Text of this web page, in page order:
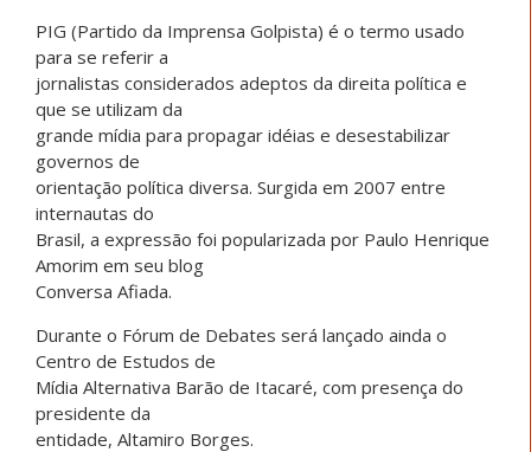
PIG (Partido da Imprensa Golpista) é o termo usado
para se referir a
jornalistas considerados adeptos da direita política e
que se utilizam da
grande mídia para propagar idéias e desestabilizar
governos de
orientação política diversa. Surgida em 2007 entre
internautas do
Brasil, a expressão foi popularizada por Paulo Henrique
Amorim em seu blog
Conversa Afiada.
Durante o Fórum de Debates será lançado ainda o
Centro de Estudos de
Mídia Alternativa Barão de Itacaré, com presença do
presidente da
entidade, Altamiro Borges.